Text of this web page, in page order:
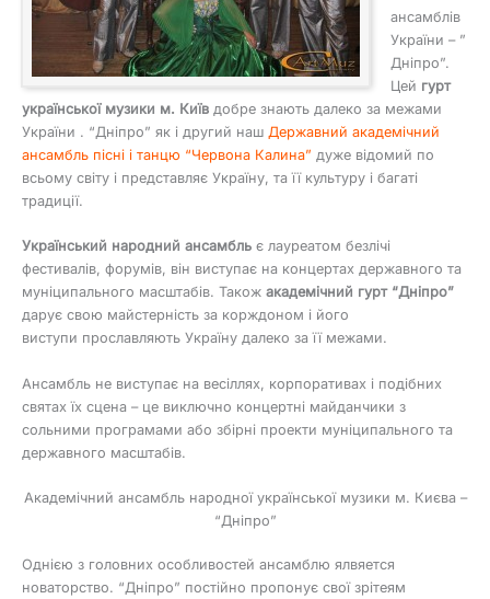
ансамблів
України – ”
Дніпро”.
Цей гурт
української музики м. Київ добре знають далеко за межами
України . “Дніпро” як і другий наш Державний академічний
ансамбль пісні і танцю “Червона Калина” дуже відомий по
всьому світу і представляє Україну, та її культуру і багаті
традиції.
Український народний ансамбль є лауреатом безлічі
фестивалів, форумів, він виступає на концертах державного та
муніципального масштабів. Також академічний гурт “Дніпро”
дарує свою майстерність за корждоном і його
виступи прославляють Україну далеко за її межами.
Ансамбль не виступає на весіллях, корпоративах і подібних
святах їх сцена – це виключно концертні майданчики з
сольними програмами або збірні проекти муніципального та
державного масштабів.
Академічний ансамбль народної української музики м. Києва –
“Дніпро”
Однією з головних особливостей ансамблю ялвяется
новаторство. “Дніпро” постійно пропонує свої зрітеям